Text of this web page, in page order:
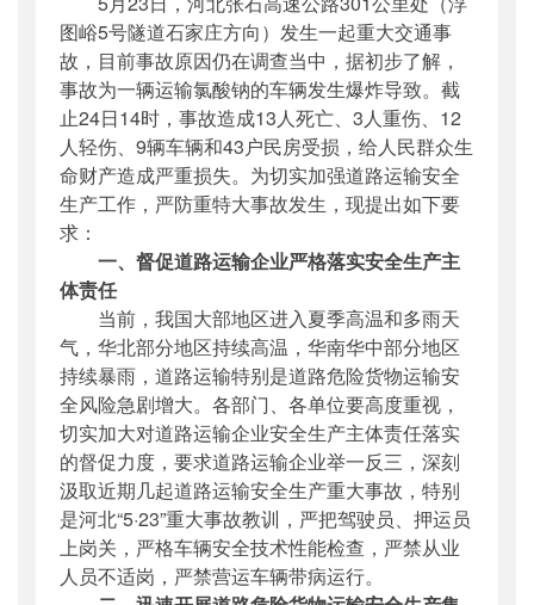
主题分类：安全质量
公文类型：部明电或部办公厅明电
图峪5号隧道石家庄方向）发生一起重大交通事
故，目前事故原因仍在调查当中，据初步了解，
事故为一辆运输氯酸钠的车辆发生爆炸导致。截
止24日14时，事故造成13人死亡、3人重伤、12
人轻伤、9辆车辆和43户民房受损，给人民群众生
命财产造成严重损失。为切实加强道路运输安全
生产工作，严防重特大事故发生，现提出如下要
求：
一、督促道路运输企业严格落实安全生产主
体责任
当前，我国大部地区进入夏季高温和多雨天
气，华北部分地区持续高温，华南华中部分地区
持续暴雨，道路运输特别是道路危险货物运输安
全风险急剧增大。各部门、各单位要高度重视，
切实加大对道路运输企业安全生产主体责任落实
的督促力度，要求道路运输企业举一反三，深刻
汲取近期几起道路运输安全生产重大事故，特别
是河北“5·23”重大事故教训，严把驾驶员、押运员
上岗关，严格车辆安全技术性能检查，严禁从业
人员不适岗，严禁营运车辆带病运行。